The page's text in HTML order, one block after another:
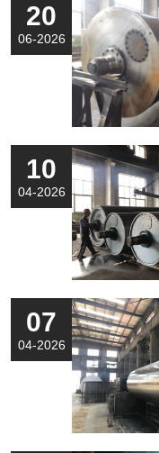
20
06-2026
10
04-2026
07
04-2026